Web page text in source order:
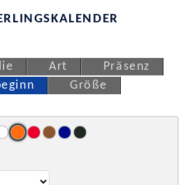
Art
Präsenz
Größe